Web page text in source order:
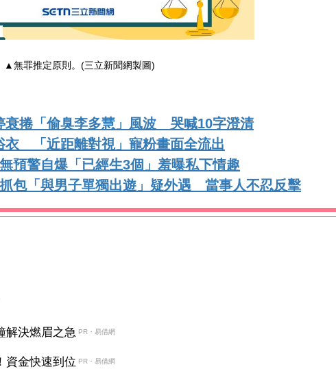
▲無罪推定原則。(三立新聞網製圖)
衰捲「偷臭李多慧」風波 哭喊10字澄清
衣 「近距離對視」寵粉畫面全流出
預警自爆「已經生3個」羞曝私下情趣
包「與男子單獨出遊」疑外遇 當事人不忍反擊
解決燃眉之急 PR・易借網
資金快速到位 PR・易借網